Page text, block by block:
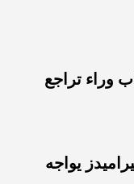
تحت الـ50.. 4 أسباب وراء تراجع
يواجه